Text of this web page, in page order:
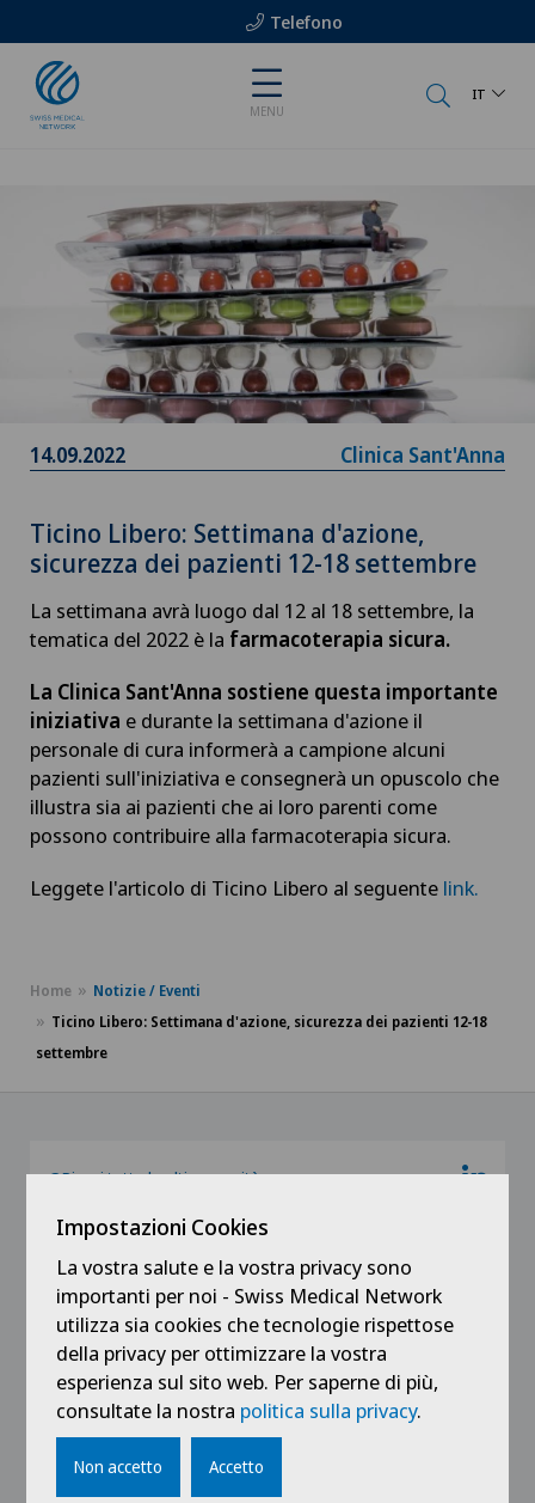
Telefono
MENU
IT
14.09.2022 Clinica Sant'Anna
Ticino Libero: Settimana d'azione,
sicurezza dei pazienti 12-18 settembre
La settimana avrà luogo dal 12 al 18 settembre, la
tematica del 2022 è la farmacoterapia sicura.
La Clinica Sant'Anna sostiene questa importante
iniziativa e durante la settimana d'azione il
personale di cura informerà a campione alcuni
pazienti sull'iniziativa e consegnerà un opuscolo che
illustra sia ai pazienti che ai loro parenti come
possono contribuire alla farmacoterapia sicura.
Leggete l'articolo di Ticino Libero al seguente link.
Home
Notizie / Eventi
Ticino Libero: Settimana d'azione, sicurezza dei pazienti 12-18
settembre
@Ricevi tutte le ultime novità
Collegamenti
Contatto
Impostazioni Cookies
La vostra salute e la vostra privacy sono
importanti per noi - Swiss Medical Network
utilizza sia cookies che tecnologie rispettose
della privacy per ottimizzare la vostra
esperienza sul sito web. Per saperne di più,
consultate la nostra politica sulla privacy.
Non accetto Accetto